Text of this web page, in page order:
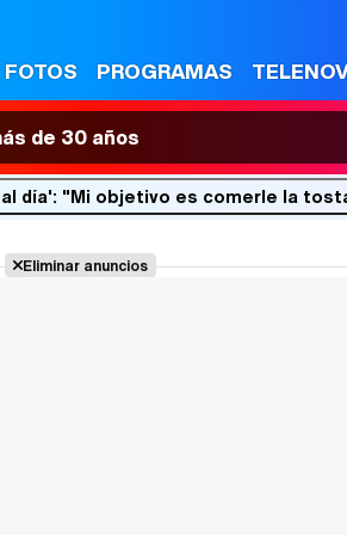
FOTOS PROGRAMAS
de 30 años
día': "Mi objetivo es comerle la
Eliminar anuncios